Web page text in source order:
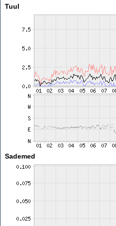
Tuul
Sademed